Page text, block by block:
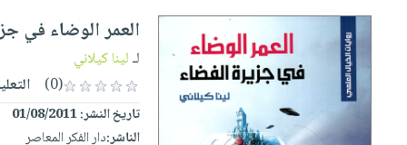
مخفض
عروض
خاصة
صفحات
مشوقة
حديثاً
الأكثر
مبيعاً
كتب
مجانية
الصفحة
الرئيسية
masmu3
بلا
حدود
أطفال
وناشئة
الصفحةوسائل
العمر الوضاء في
لـلينا كيلاني
(0)
تاريخ النشر:01/08/2011
الناشر:دار الفكر المعاصر